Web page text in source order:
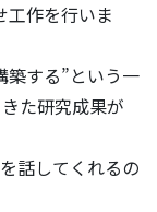
工作を行いま
築する”という一
た研究成果が
話してくれるの